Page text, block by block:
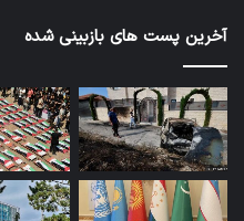
آخرین پست های بازبینی شده